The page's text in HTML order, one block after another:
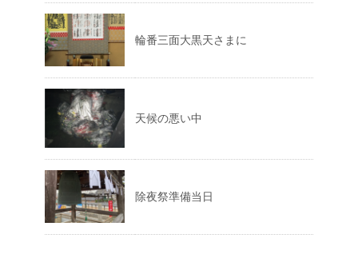
輪番三面大黒天さまに
天候の悪い中
除夜祭準備当日